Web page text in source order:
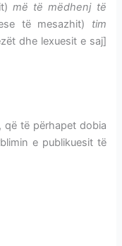
më të mëdhenj të
të mesazhit) tim
dhe lexuesit e saj]
të përhapet dobia
e publikuesit të